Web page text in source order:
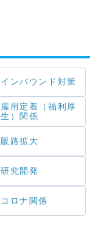
インバウンド対策
雇用定着（福利厚
生）関係
販路拡大
研究開発
コロナ関係